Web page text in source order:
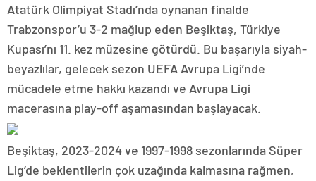
Atatürk Olimpiyat Stadı’nda oynanan finalde
Trabzonspor’u 3-2 mağlup eden Beşiktaş, Türkiye
Kupası’nı 11. kez müzesine götürdü. Bu başarıyla siyah-
beyazlılar, gelecek sezon UEFA Avrupa Ligi’nde
mücadele etme hakkı kazandı ve Avrupa Ligi
macerasına play-off aşamasından başlayacak.
Beşiktaş, 2023-2024 ve 1997-1998 sezonlarında Süper
Lig’de beklentilerin çok uzağında kalmasına rağmen,